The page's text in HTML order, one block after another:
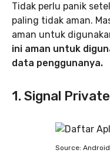
Tidak perlu panik
paling tidak aman.
aman untuk
ini aman untuk
data penggunanya.
1. Signal
Source: